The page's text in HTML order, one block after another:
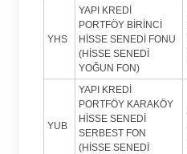
YHS
YAPI KREDİ
PORTFÖY BİRİNCİ
HİSSE SENEDİ FONU
(HİSSE SENEDİ
YOĞUN FON)
YUB
YAPI KREDİ
PORTFÖY KARAKÖY
HİSSE SENEDİ
SERBEST FON
(HİSSE SENEDİ